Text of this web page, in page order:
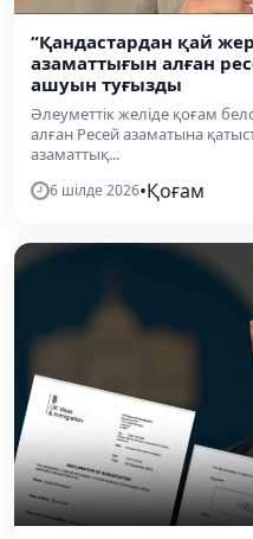
“Қандастардан қай
азаматтығын алған
ашуын туғызды
Әлеуметтік желіде қоғам
алған Ресей азаматына
азаматтық...
6 шілде 2026•Қоғам